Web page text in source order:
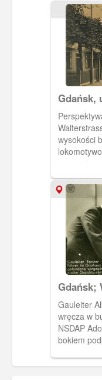
Gdańsk,
Nowym
wysokości budynku nr 7 -
stronie ma
budynek
Gdańsk;
w
Gauleiter
wręcza w
NSDAP
bokiem
Pochyleni